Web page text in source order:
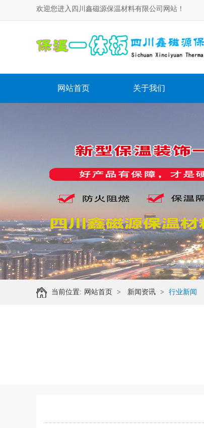
欢迎您进入四川鑫磁源保温材料有限公司网站！
网站首页 关于我们
当前位置: 网站首页 > 新闻资讯 > 行业新闻